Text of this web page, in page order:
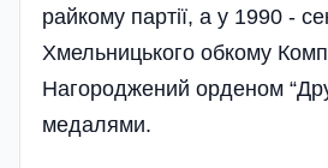
райкому партії, а у 1990 -
Хмельницького обкому
Нагороджений орденом
медалями.